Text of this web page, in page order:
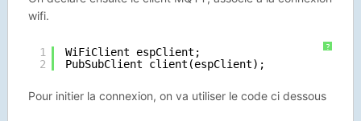
wifi.
?
1
2
WiFiClient espClient;
PubSubClient client(espClient);
Pour initier la connexion, on va utiliser le code ci dessous